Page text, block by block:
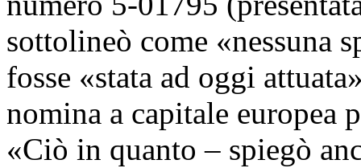
sottolineò come «nessuna
fosse «stata ad oggi
nomina a capitale europea
«Ciò in quanto – spiegò